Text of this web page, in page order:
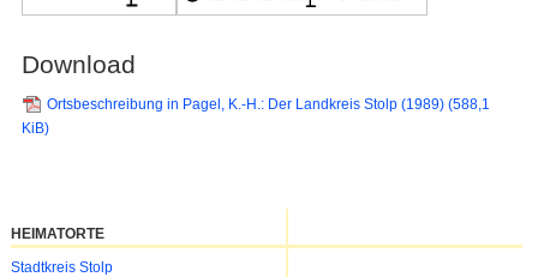
Download
Ortsbeschreibung in Pagel, K.-H.: Der Landkreis Stolp (1989) (588,1
KiB)
HEIMATORTE
Navigation
Stadtkreis Stolp